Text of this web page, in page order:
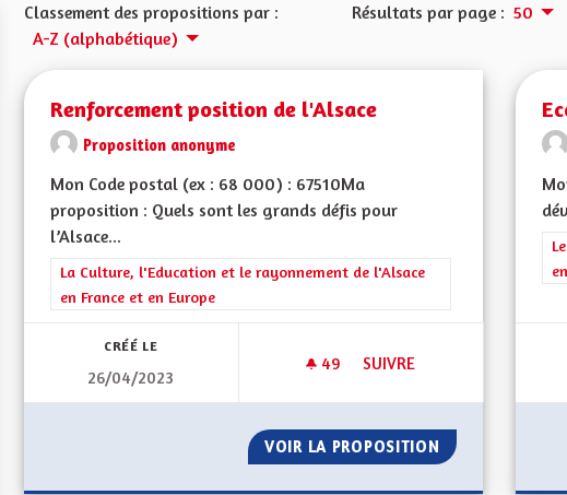
Classement des propositions par :
A-Z (alphabétique)
Résultats par page : 50
Renforcement position de l'Alsace
Proposition anonyme
Mon Code postal (ex : 68 000) : 67510Ma
proposition : Quels sont les grands défis pour
l’Alsace...
Filtrer les résultats de la catégorie : La Culture, l'Education et le
La Culture, l'Education et le rayonnement de l'Alsace
en France et en Europe
CRÉÉ LE
26/04/2023
49 49 ABONNÉS
SUIVRE
RENFORCEMENT POSITION
VOIR LA PROPOSITION